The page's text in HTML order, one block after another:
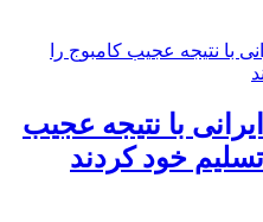
با نتیجه عجیب
خود کردند